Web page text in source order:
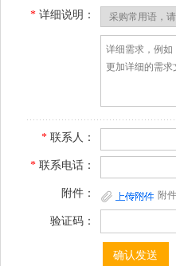
* 详细说明：
* 联系人：
* 联系电话：
附件： 附
验证码：